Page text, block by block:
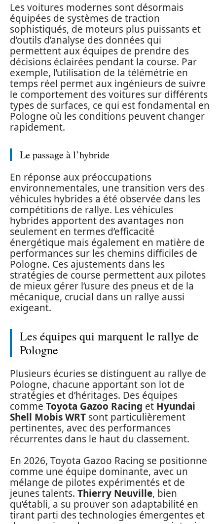
Les voitures modernes sont désormais
équipées de systèmes de traction
sophistiqués, de moteurs plus puissants et
d’outils d’analyse des données qui
permettent aux équipes de prendre des
décisions éclairées pendant la course. Par
exemple, l’utilisation de la télémétrie en
temps réel permet aux ingénieurs de suivre
le comportement des voitures sur différents
types de surfaces, ce qui est fondamental en
Pologne où les conditions peuvent changer
rapidement.
Le passage à l’hybride
En réponse aux préoccupations
environnementales, une transition vers des
véhicules hybrides a été observée dans les
compétitions de rallye. Les véhicules
hybrides apportent des avantages non
seulement en termes d’efficacité
énergétique mais également en matière de
performances sur les chemins difficiles de
Pologne. Ces ajustements dans les
stratégies de course permettent aux pilotes
de mieux gérer l’usure des pneus et de la
mécanique, crucial dans un rallye aussi
exigeant.
Les équipes qui marquent le rallye de
Pologne
Plusieurs écuries se distinguent au rallye de
Pologne, chacune apportant son lot de
stratégies et d’héritages. Des équipes
comme Toyota Gazoo Racing et Hyundai
Shell Mobis WRT sont particulièrement
pertinentes, avec des performances
récurrentes dans le haut du classement.
En 2026, Toyota Gazoo Racing se positionne
comme une équipe dominante, avec un
mélange de pilotes expérimentés et de
jeunes talents. Thierry Neuville, bien
qu’établi, a su prouver son adaptabilité en
tirant parti des technologies émergentes et